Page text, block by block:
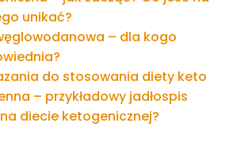
unikać?
– dla kogo
do stosowania diety keto
– przykładowy jadłospis
diecie ketogenicznej?